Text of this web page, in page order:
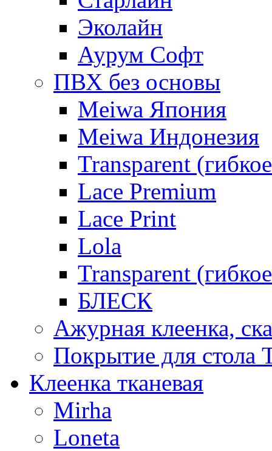
Эколайн
Аурум Софт
ПВХ без основы
Meiwa Япония
Meiwa Индонезия
Transparent
Lace Premium
Lace Print
Lola
Transparent
БЛЕСК
Ажурная клеенка,
Покрытие для стола
Клеенка тканевая
Mirha
Loneta